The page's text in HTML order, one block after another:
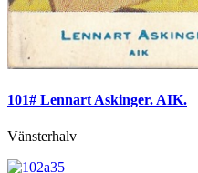
101# Lennart Askinger. AIK.
Vänsterhalv